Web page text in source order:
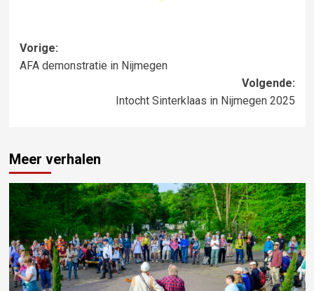
Bericht
navigatie
Vorige:
AFA demonstratie in Nijmegen
Volgende:
Intocht Sinterklaas in Nijmegen 2025
Meer verhalen